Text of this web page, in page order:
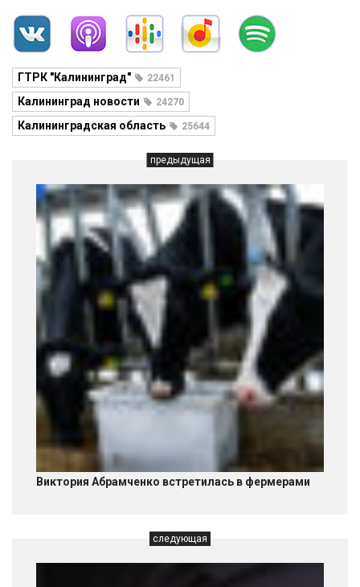
ГТРК "Калининград" 22461
Калининград новости 24270
Калининградская область 25644
предыдущая
Виктория Абрамченко встретилась в фермерами
следующая